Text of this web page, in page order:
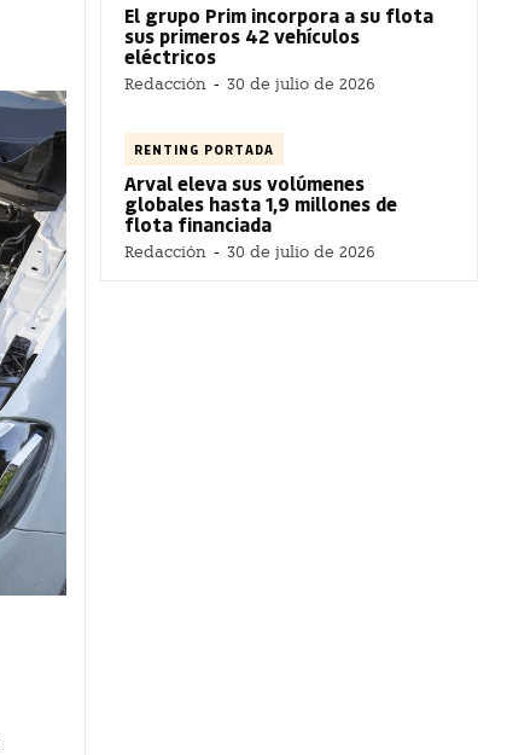
El grupo Prim incorpora a su flota
sus primeros 42 vehículos
eléctricos
Redacción - 30 de julio de 2026
RENTING PORTADA
Arval eleva sus volúmenes
globales hasta 1,9 millones de
flota financiada
Redacción - 30 de julio de 2026